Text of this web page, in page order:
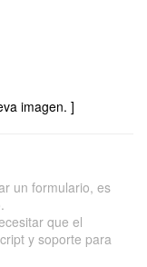
imagen. ]
un formulario, es
que el
y soporte para